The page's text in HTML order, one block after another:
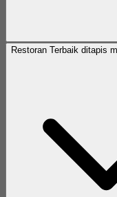
Restoran Terbaik ditapis